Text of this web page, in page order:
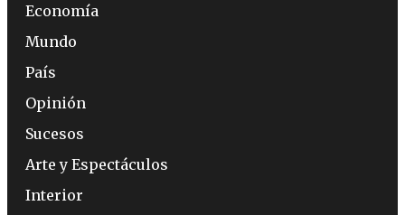
Economía
Mundo
País
Opinión
Sucesos
Arte y Espectáculos
Interior